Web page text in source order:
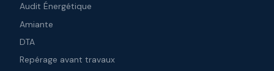
Audit Énergétique
Amiante
DTA
Repérage avant travaux